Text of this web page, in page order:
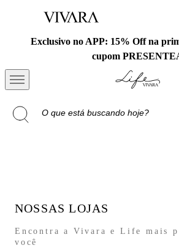
Exclusivo no APP: 15% Off na
cupom
NOSSAS LOJAS
Encontra a Vivara e Life mais
você